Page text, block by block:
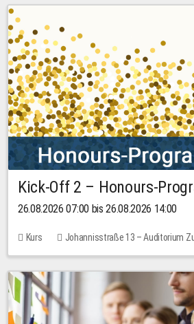
Kick-Off 2 – Honours-
26.08.2026 07:00 bis 26.08.2026 14:00
Kurs
Johannisstraße 13 – Auditorium
Keine freien Plätze